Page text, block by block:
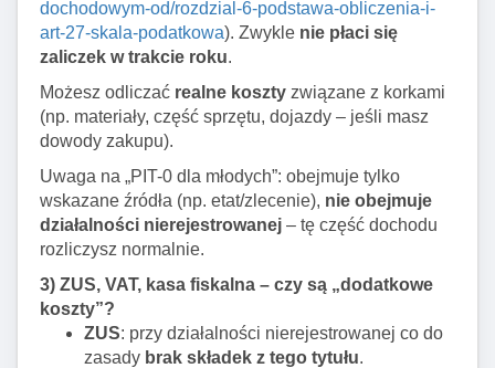
dochodowym-od/rozdzial-6-podstawa-obliczenia-i-
art-27-skala-podatkowa). Zwykle nie płaci się
zaliczek w trakcie roku.
Możesz odliczać realne koszty związane z korkami
(np. materiały, część sprzętu, dojazdy – jeśli masz
dowody zakupu).
Uwaga na „PIT-0 dla młodych”: obejmuje tylko
wskazane źródła (np. etat/zlecenie), nie obejmuje
działalności nierejestrowanej – tę część dochodu
rozliczysz normalnie.
3) ZUS, VAT, kasa fiskalna – czy są „dodatkowe
koszty”?
ZUS: przy działalności nierejestrowanej co do
zasady brak składek z tego tytułu.